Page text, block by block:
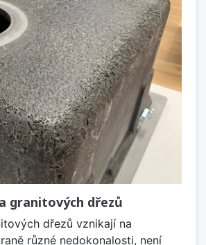
granitových dřezů
dřezů vznikají na
různé nedokonalosti, není